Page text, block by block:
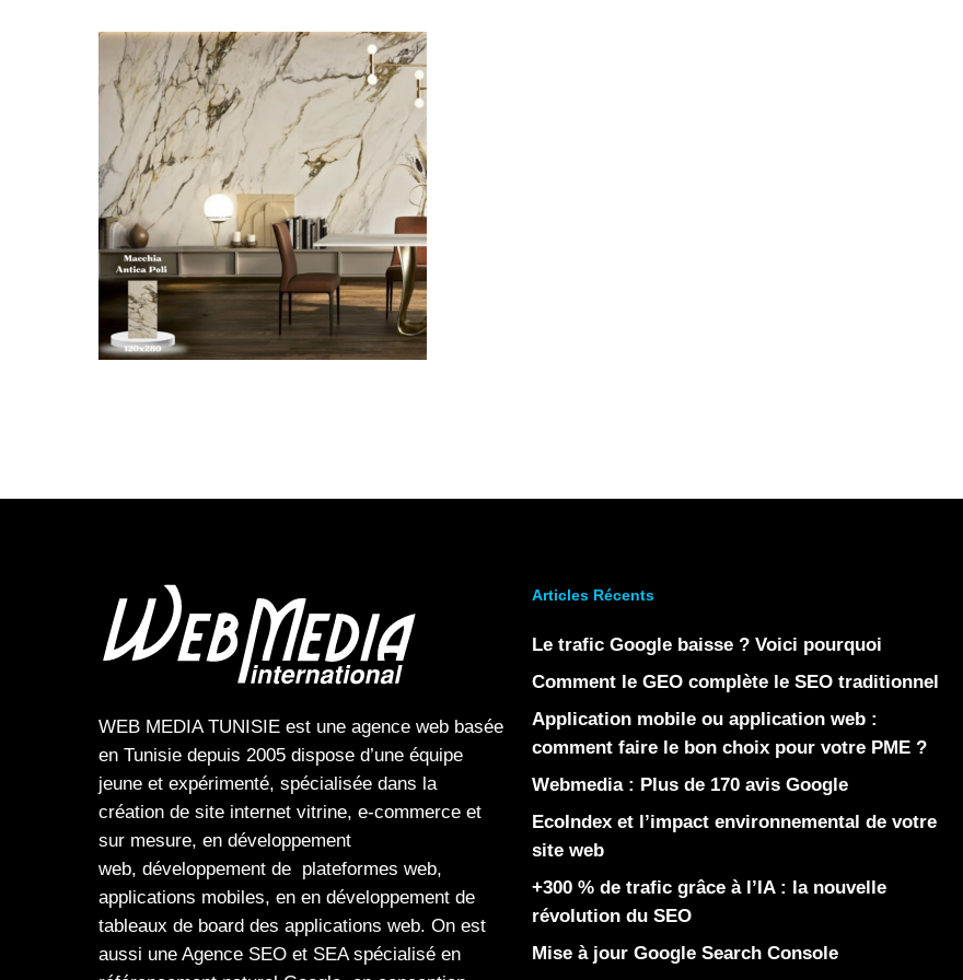
WEB MEDIA TUNISIE est une agence web basée
en Tunisie depuis 2005 dispose d’une équipe
jeune et expérimenté, spécialisée dans la
création de site internet vitrine, e-commerce et
sur mesure, en développement
web, développement de plateformes web,
applications mobiles, en en développement de
tableaux de board des applications web. On est
aussi une Agence SEO et SEAspécialisé en
Articles Récents
Le trafic Google baisse ? Voici pourquoi
Comment le GEO complète le SEO traditionnel
Application mobile ou application web :
comment faire le bon choix pour votre PME ?
Webmedia : Plus de 170 avis Google
EcoIndex et l’impact environnemental de votre
site web
+300 % de trafic grâce à l’IA : la nouvelle
révolution du SEO
Mise à jour Google Search Console